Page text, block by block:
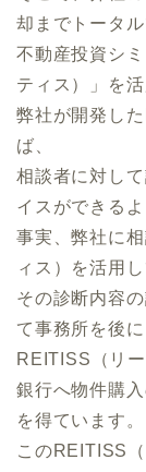
却までトータル
不動産投資シ
ティス）」を
弊社が開発し
ば、
相談者に対し
イスができる
事実、弊社に
ィス）を活用
その診断内容
て事務所を後に
REITISS（リ
銀行へ物件購
を得ています。
このREITISS